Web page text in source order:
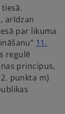
arīdzan
par likuma
11.
regulē
principus,
o
2. punkta m)